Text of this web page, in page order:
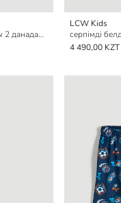
принтті ұлдарға арналған пижама шалбары 2 данадан тұратын қаптама
LCW Kids
4 490,00 KZT